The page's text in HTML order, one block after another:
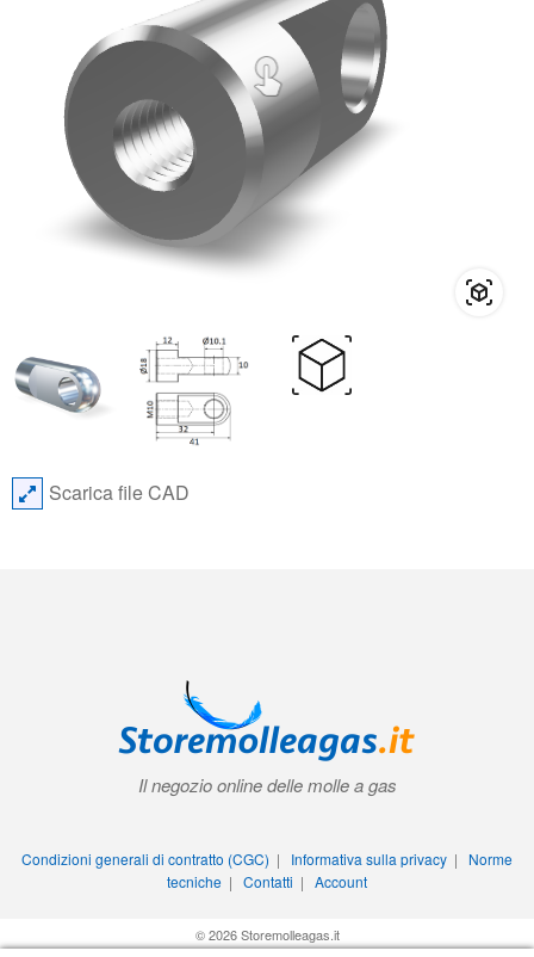
Scarica file CAD
Il negozio online delle molle a gas
Condizioni generali di contratto (CGC) | Informativa sulla privacy | Norme
tecniche | Contatti | Account
© 2026 Storemolleagas.it